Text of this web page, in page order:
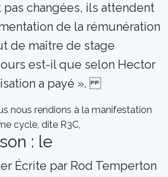
pas changées, ils attendent
de la rémunération
de maître de stage
est-il que selon Hector
a payé ».
: le
Écrite par Rod Temperton